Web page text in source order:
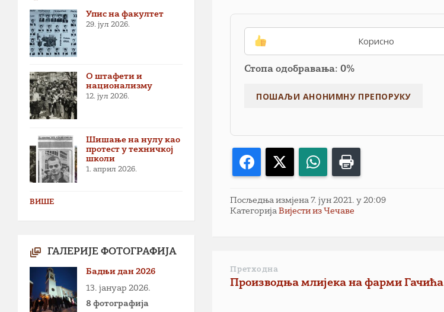
Корисно
Стопа одобравања: 0%
Facebook WhatsApp
Посљедња измјена 7. јун 2021. у 20:09
КатегоријаВијести из Чечаве
Претходна
Производња млијека на фарми Гачића
Упис на факултет
29. јул 2026.
О штафети и
национализму
12. јул 2026.
Шишање на нулу као
протест у техничкој
школи
1. април 2026.
ВИШЕ
ГАЛЕРИЈЕ ФОТОГРАФИЈА
Бадњи дан 2026
13. јануар 2026.
8 фотографија